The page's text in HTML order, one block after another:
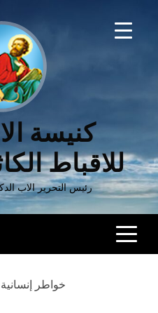
كنيسة
للاقباط
رئيس التحرير الاب
خواطر